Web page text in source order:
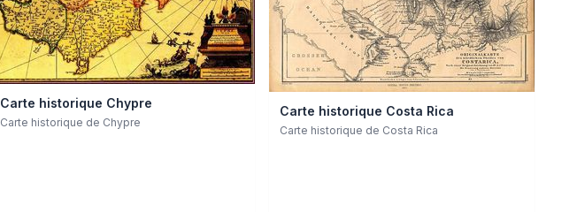
Carte historique Chypre
Carte historique de Chypre
Carte historique Costa Rica
Carte historique de Costa Rica